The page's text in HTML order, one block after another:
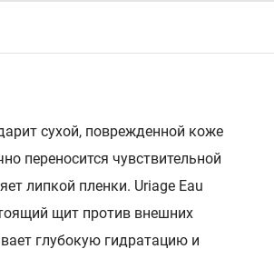
сухой, поврежденной коже
переносится чувствительной
липкой пленки. Uriage Eau
щит против внешних
глубокую гидратацию и